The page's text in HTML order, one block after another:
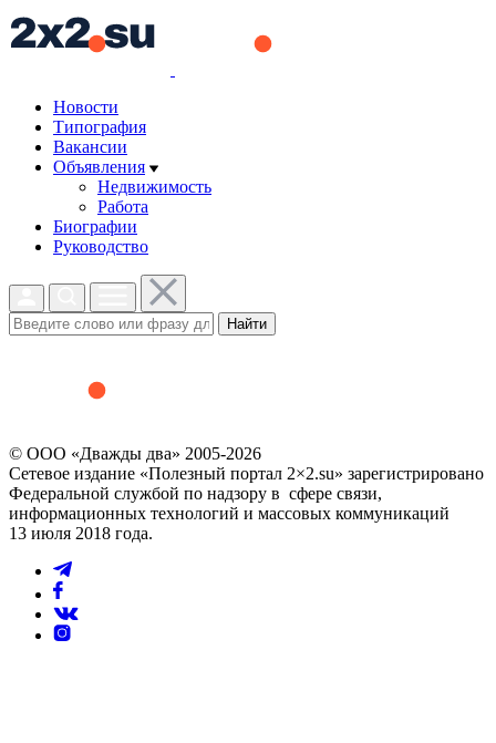
Новости
Типография
Вакансии
Объявления
Недвижимость
Работа
Биографии
Руководство
Найти
© ООО «Дважды два» 2005-2026
Сетевое издание «Полезный портал 2×2.su» зарегистрировано
Федеральной службой по надзору в сфере связи,
информационных технологий и массовых коммуникаций
13 июля 2018 года.